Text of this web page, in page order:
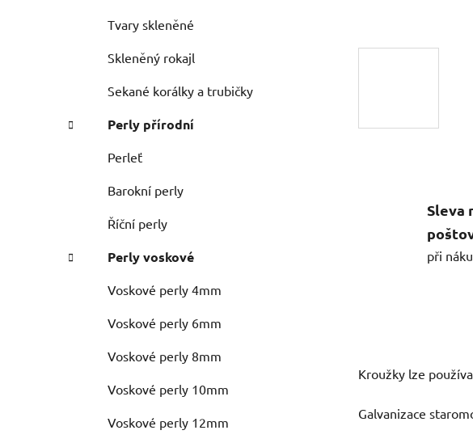
Tvary skleněné
Skleněný rokajl
Sekané korálky a trubičky
Perly přírodní
Perleť
Barokní perly
Říční perly
Perly voskové
Voskové perly 4mm
Voskové perly 6mm
Voskové perly 8mm
Voskové perly 10mm
Voskové perly 12mm
Sleva
při
Kroužky lze
Galvanizace